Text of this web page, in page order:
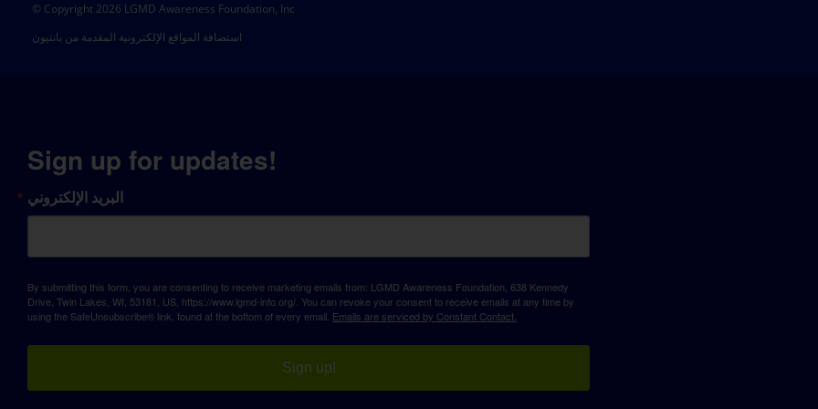
© Copyright 2026 LGMD Awareness Foundation, Inc
استضافة المواقع الإلكترونية المقدمة من بانثيون
Sign up for updates!
البريد الإلكتروني
By submitting this form, you are consenting to receive marketing emails from: LGMD Awareness Foundation, 638 Kennedy
Drive, Twin Lakes, WI, 53181, US, https://www.lgmd-info.org/. You can revoke your consent to receive emails at any time by
using the SafeUnsubscribe® link, found at the bottom of every email. Emails are serviced by Constant Contact.
Sign up!